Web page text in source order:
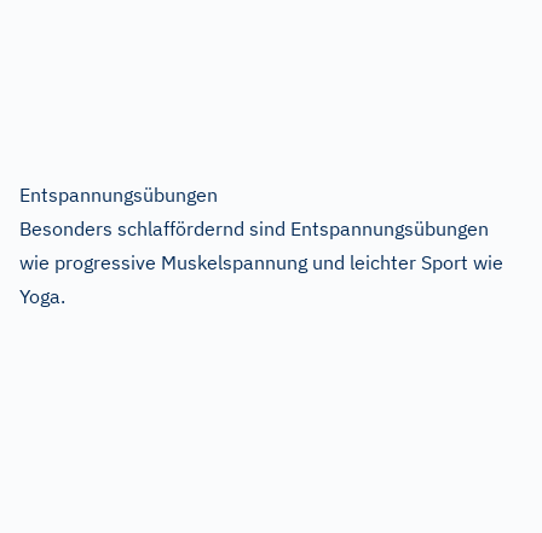
Entspannungsübungen
Besonders schlaffördernd sind Entspannungsübungen
wie progressive Muskelspannung und leichter Sport wie
Yoga.